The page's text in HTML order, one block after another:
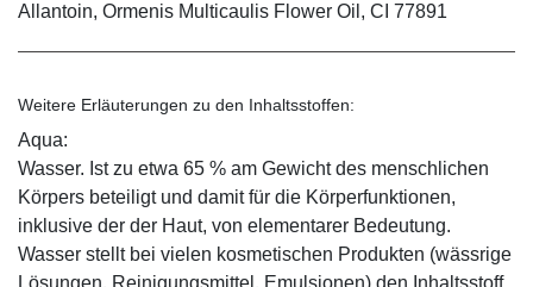
Allantoin, Ormenis Multicaulis Flower Oil, CI 77891
Weitere Erläuterungen zu den Inhaltsstoffen:
Aqua:
Wasser. Ist zu etwa 65 % am Gewicht des menschlichen
Körpers beteiligt und damit für die Körperfunktionen,
inklusive der der Haut, von elementarer Bedeutung.
Wasser stellt bei vielen kosmetischen Produkten (wässrige